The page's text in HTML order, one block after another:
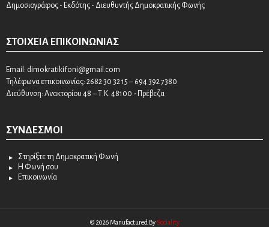
Δημοσιογράφος - Εκδότης - Διευθυντής Δημοκρατικής Φωνής
ΣΤΟΙΧΕΊΑ ΕΠΙΚΟΙΝΩΝΊΑΣ
Email: dimokratikifoni@gmail.com
Τηλέφωνα επικοινωνίας: 2682 30 32 15 – 694 392 7380
Διεύθυνση: Ανακτορίου 48 – Τ.Κ. 48100 - Πρέβεζα
ΣΎΝΔΕΣΜΟΙ
Στηρίξτε τη Δημοκρατική Φωνή
Η Φωνή σου
Επικοινωνία
© 2026 Manufactured By Sociality